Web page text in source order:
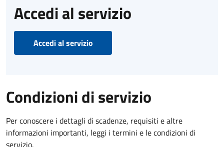
Accedi al servizio
Accedi al servizio
Condizioni di servizio
Per conoscere i dettagli di scadenze, requisiti e altre
informazioni importanti, leggi i termini e le condizioni di
servizio.